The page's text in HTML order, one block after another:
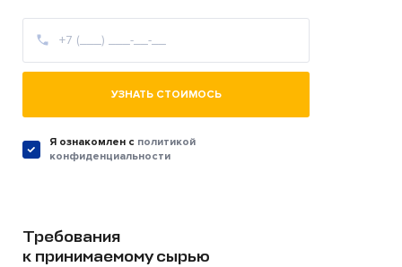
УЗНАТЬ СТОИМОСЬ
Я ознакомлен c политикой
конфиденциальности
Требования
к принимаемому сырью